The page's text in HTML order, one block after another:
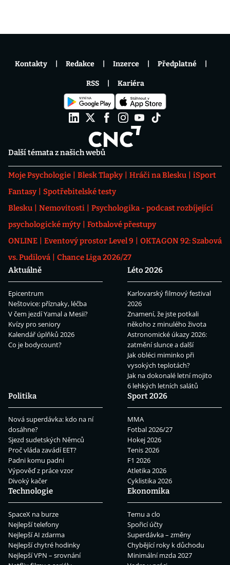
Další témata z našich webů
Moje Psychologie Blesk Tlapky Hráči na Blesku
iSport
Fantasy
Spotřebitelské testy
Blesku
Nemovitosti
Psychologika - podcast rozbíjející
psychologické mýty
Fotbalové přestupy
ONLINE
Eventový prostor Level 9
OKTAGON 92: Szabová
vs. Pudilová
Chance Liga 2026/27
Aktuálně
Epicentrum
Neštovice: příznaky, léčba
V čem jezdí Yamal a Mesii?
Kvízy pro seniory
Kalendář úplňků 2026
Co je bodycount?
Léto 2026
Karlovarský filmový festival
2026
Znamení, že jste potkali
někoho z minulého života
Astronomické úkazy 2026:
zatmění slunce a další
Jak obléci miminko při
vysokých teplotách?
Jak na dokonalé letní mojito
6 lehkých letních salátů
Politika
Nová superdávka: kdo na ní
dosáhne?
Sjezd sudetských Němců
Proč vláda zavádí EET?
Padni komu padni
Výpověď z práce vzor
Divoký kačer
Sport 2026
MMA
Fotbal 2026/27
Hokej 2026
Tenis 2026
F1 2026
Atletika 2026
Cyklistika 2026
Technologie
SpaceX na burze
Nejlepší telefony
Nejlepší AI zdarma
Nejlepší chytré hodinky
Nejlepší VPN – srovnání
Ekonomika
Temu a clo
Spořicí účty
Superdávka – změny
Chybějící roky k důchodu
Minimální mzda 2027
Kontakty Redakce Inzerce Předplatné
RSS Kariéra